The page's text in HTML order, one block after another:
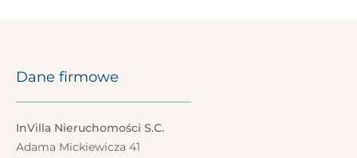
Dane firmowe
InVilla Nieruchomości S.C.
Adama Mickiewicza 41